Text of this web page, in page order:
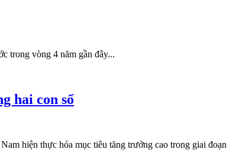
trong vòng 4 năm gần đây...
hai con số
hiện thực hóa mục tiêu tăng trưởng cao trong giai đoạn